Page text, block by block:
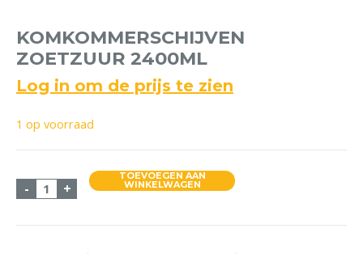
KOMKOMMERSCHIJVEN
ZOETZUUR 2400ML
Log in om de prijs te zien
1 op voorraad
- Komkommerschijven Zoetzuur 2400ml aantal
+
TOEVOEGEN AAN
WINKELWAGEN